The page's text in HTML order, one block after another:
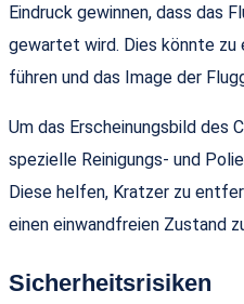
Eindruck gewinnen, dass das
gewartet wird. Dies könnte zu
führen und das Image der
Um das Erscheinungsbild des
spezielle Reinigungs- und
Diese helfen, Kratzer zu
einen einwandfreien Zustand
Sicherheitsrisiken